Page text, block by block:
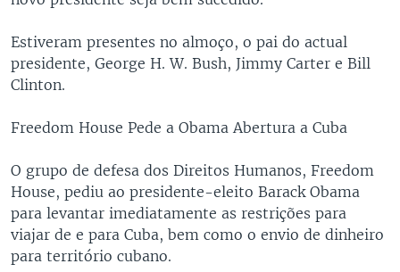
Estiveram presentes no almoço, o pai do actual
presidente, George H. W. Bush, Jimmy Carter e Bill
Clinton.
Freedom House Pede a Obama Abertura a Cuba
O grupo de defesa dos Direitos Humanos, Freedom
House, pediu ao presidente-eleito Barack Obama
para levantar imediatamente as restrições para
viajar de e para Cuba, bem como o envio de dinheiro
para território cubano.